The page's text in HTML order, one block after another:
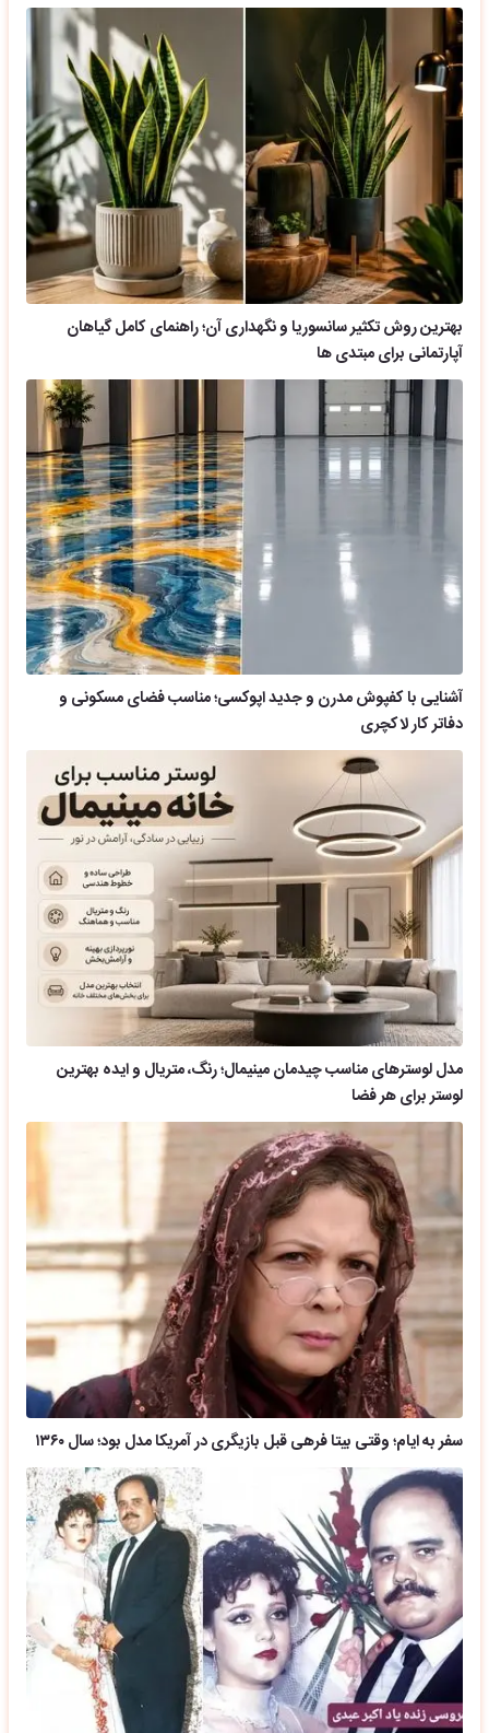
بهترین روش تکثیر سانسوریا و نگهداری آن؛ راهنمای کامل گیاهان
آپارتمانی برای مبتدی ها
آشنایی با کفپوش مدرن و جدید اپوکسی؛ مناسب فضای مسکونی و
دفاتر کار لاکچری
مدل لوسترهای مناسب چیدمان مینیمال؛ رنگ، متریال و ایده بهترین
لوستر برای هر فضا
سفر به ایام؛ وقتی بیتا فرهی قبل بازیگری در آمریکا مدل بود؛ سال ۱۳۶۰